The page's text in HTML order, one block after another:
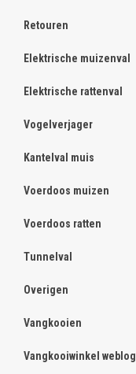
Retouren
Elektrische muizenval
Elektrische rattenval
Vogelverjager
Kantelval muis
Voerdoos muizen
Voerdoos ratten
Tunnelval
Overigen
Vangkooien
Vangkooiwinkel weblog
ghost
ghost
ghost
ghost
ghost
ghost
ghost
ghost
ghost
ghost
.